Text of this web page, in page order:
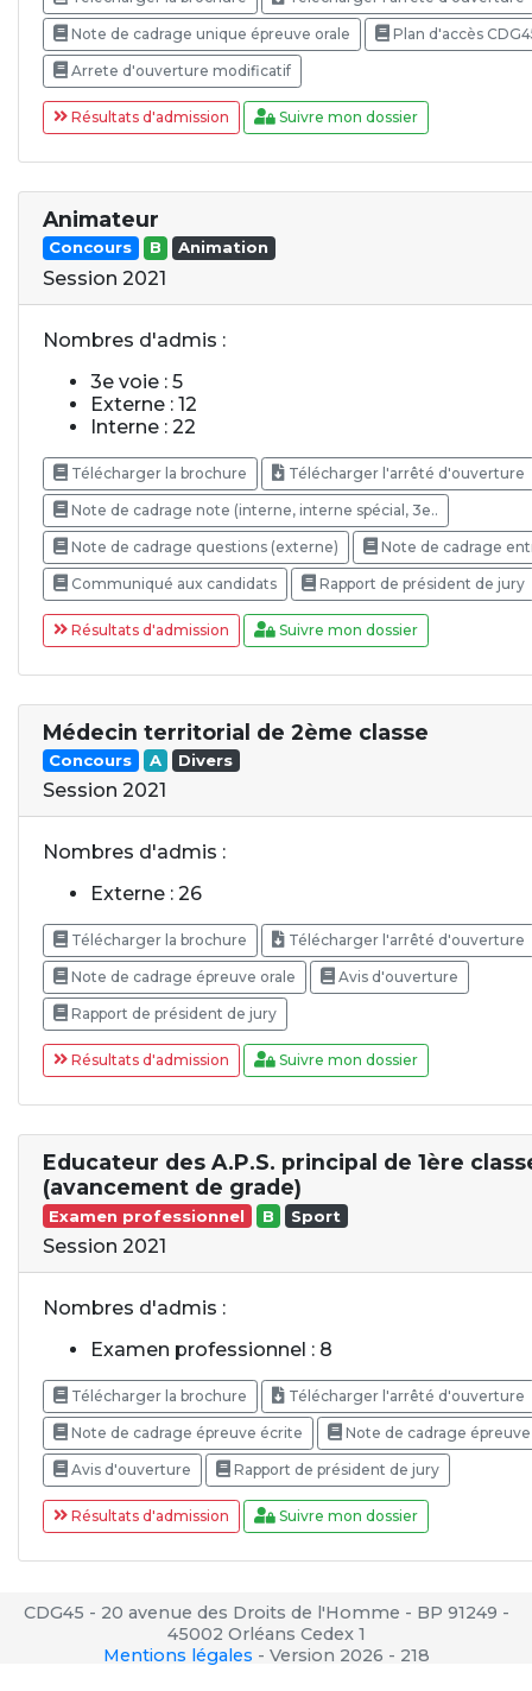
Note de cadrage unique épreuve orale Plan d'accès
Arrete d'ouverture modificatif
Résultats d'admission Suivre mon dossier
Animateur
Concours B Animation
Session 2021
Nombres d'admis :
3e voie : 5
Externe : 12
Interne : 22
Télécharger la brochure Télécharger l'arrêté d'ouverture
Note de cadrage note (interne, interne spécial, 3e..
Note de cadrage questions (externe) Note de cadrage
Communiqué aux candidats Rapport de président de jury
Résultats d'admission Suivre mon dossier
Médecin territorial de 2ème classe
Concours A Divers
Session 2021
Nombres d'admis :
Externe : 26
Télécharger la brochure Télécharger l'arrêté d'ouverture
Note de cadrage épreuve orale Avis d'ouverture
Rapport de président de jury
Résultats d'admission Suivre mon dossier
Educateur des A.P.S. principal de 1ère
(avancement de grade)
Examen professionnel B Sport
Session 2021
Nombres d'admis :
Examen professionnel : 8
Télécharger la brochure Télécharger l'arrêté d'ouverture
Note de cadrage épreuve écrite Note de cadrage
Avis d'ouverture Rapport de président de jury
Résultats d'admission Suivre mon dossier
CDG45 - 20 avenue des Droits de l'Homme - BP 91249 -
45002 Orléans Cedex 1
Mentions légales - Version 2026 - 218